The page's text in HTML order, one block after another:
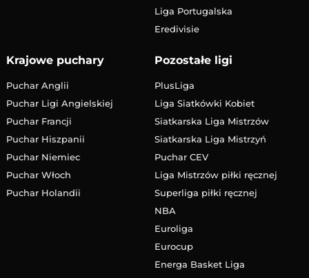
Liga Portugalska
Eredivisie
Krajowe puchary
Puchar Anglii
Puchar Ligi Angielskiej
Puchar Francji
Puchar Hiszpanii
Puchar Niemiec
Puchar Włoch
Puchar Holandii
Pozostałe ligi
PlusLiga
Liga Siatkówki Kobiet
Siatkarska Liga Mistrzów
Siatkarska Liga Mistrzyń
Puchar CEV
Liga Mistrzów piłki ręcznej
Superliga piłki ręcznej
NBA
Euroliga
Eurocup
Energa Basket Liga